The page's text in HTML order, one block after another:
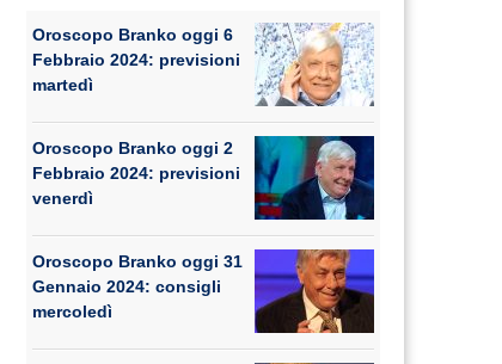
Oroscopo Branko oggi 6
Febbraio 2024: previsioni
martedì
Oroscopo Branko oggi 2
Febbraio 2024: previsioni
venerdì
Oroscopo Branko oggi 31
Gennaio 2024: consigli
mercoledì